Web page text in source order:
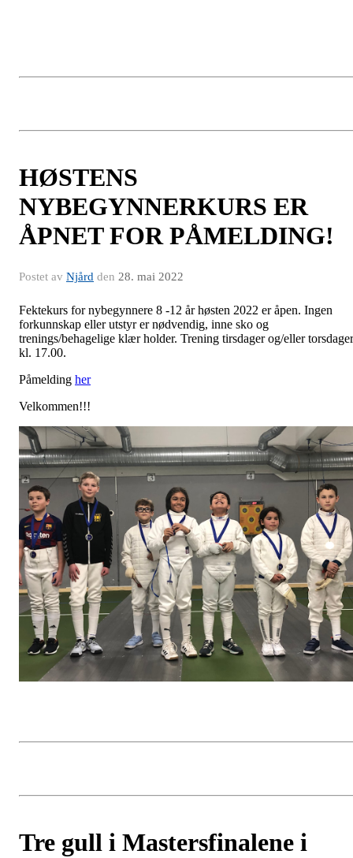
HØSTENS
NYBEGYNNERKURS ER
ÅPNET FOR PÅMELDING!
Postet av Njård den 28. mai 2022
Fektekurs for nybegynnere 8 -12 år høsten 2022 er åpen. Ingen
forkunnskap eller utstyr er nødvendig, inne sko og
trenings/behagelige klær holder. Trening tirsdager og/eller torsdager
kl. 17.00.
Påmelding her
Velkommen!!!
Tre gull i Mastersfinalene i